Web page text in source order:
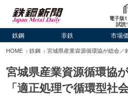
電子版
試読
鉄鋼 非鉄 市場
HOME 鉄鋼 宮城県産業資源循環協が総会／
宮城県産業資源循環協
「適正処理で循環型社